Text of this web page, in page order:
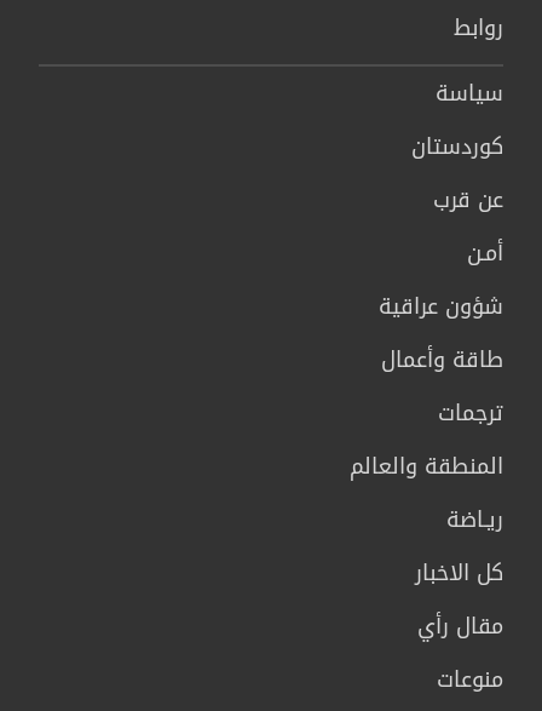
روابط
سیاسة
كوردستان
عن قرب
أمـن
شؤون عراقية
طاقة وأعمال
ترجمات
المنطقة والعالم
ريـاضة
كل الاخبار
مقال رأي
منوعات